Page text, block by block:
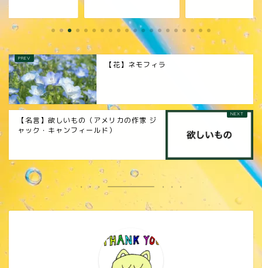
【花】ネモフィラ
【名言】欲しいもの（アメリカの作家 ジ
ャック・キャンフィールド）